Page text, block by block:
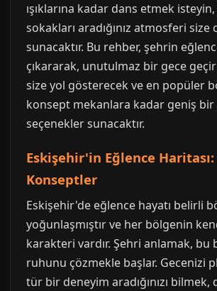
ışıklarına kadar dans etmek
sokakları aradığınız atmosferi
sunacaktır. Bu rehber, şehrin
çıkararak, unutulmaz bir gece
size yol gösterecek ve en popüler
konsept mekanlara kadar geniş bir
seçenekler sunacaktır.
Eskişehir'in Eğlence
Konseptler
Eskişehir'de eğlence hayatı belirli
yoğunlaşmıştır ve her bölgenin
karakteri vardır. Şehri anlamak, bu
ruhunu çözmekle başlar. Gecenizi
tür bir deneyim aradığınızı bilmek,